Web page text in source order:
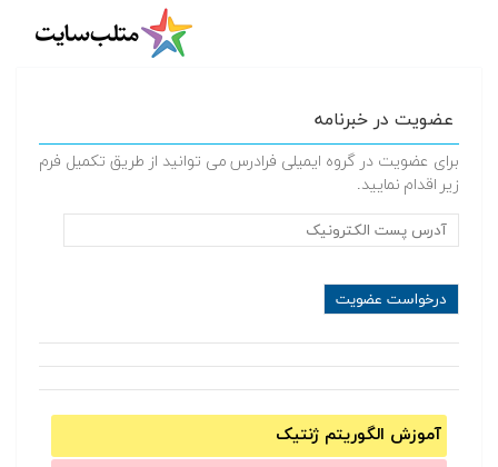
عضویت در خبرنامه
برای عضویت در گروه ایمیلی فرادرس می توانید از طریق تکمیل فرم
زیر اقدام نمایید.
آموزش الگوریتم ژنتیک